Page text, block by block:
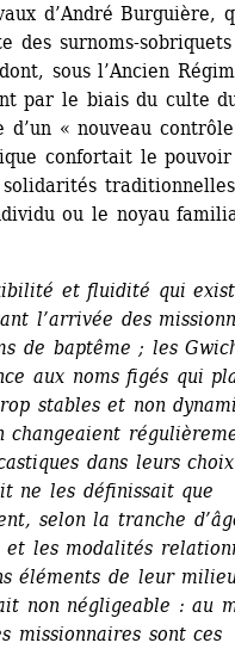
d’André Burguière,
des surnoms-
sous l’Ancien
par le biais du culte
« nouveau contrôle
confortait le pouvoir
ou le noyau
et fluidité qui
l’arrivée des
de baptême ; les
aux noms figés qui
stables et non
changeaient
dans leurs
ne les définissait que
selon la tranche
les modalités
éléments de leur
non négligeable : au
missionnaires sont ces